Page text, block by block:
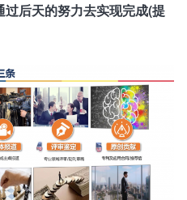
后天的努力去实现完成(提